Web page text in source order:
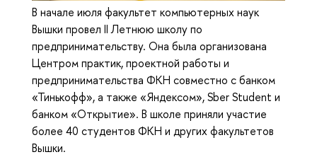
В начале июля факультет компьютерных наук
Вышки провел II Летнюю школу по
предпринимательству. Она была организована
Центром практик, проектной работы и
предпринимательства ФКН совместно с банком
«Тинькофф», а также «Яндексом», Sber Student и
банком «Открытие». В школе приняли участие
более 40 студентов ФКН и других факультетов
Вышки.